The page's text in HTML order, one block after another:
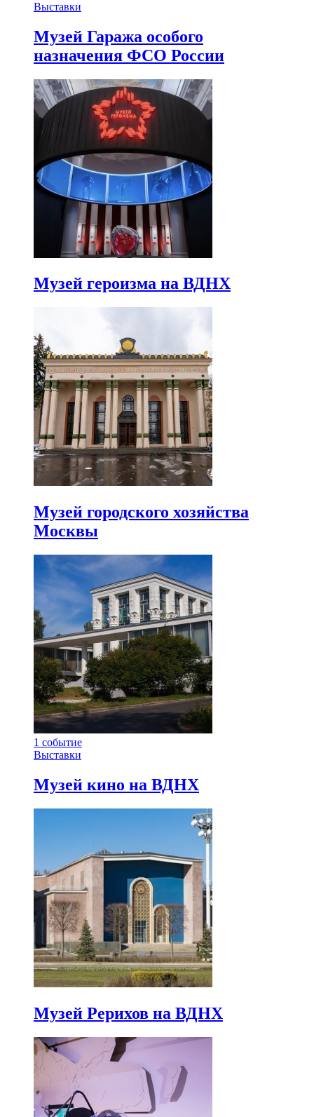
Выставки
Музей Гаража особого
назначения ФСО России
Музей героизма на ВДНХ
Музей городского хозяйства
Москвы
1 событие
Выставки
Музей кино на ВДНХ
Музей Рерихов на ВДНХ